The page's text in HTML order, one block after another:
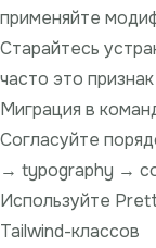
применяйте
Старайтесь
часто это
Миграция в
Согласуйте
→ typography →
Используйте
Tailwind-классов